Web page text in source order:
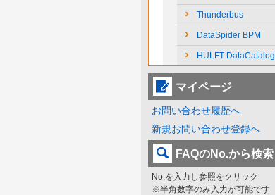
Thunderbus
DataSpider BPM
HULFT DataCatalog
マイページ
お問い合わせ履歴へ
新規お問い合わせ登録へ
FAQのNo.から検索
No.を入力し参照をクリック
※半角数字のみ入力が可能です